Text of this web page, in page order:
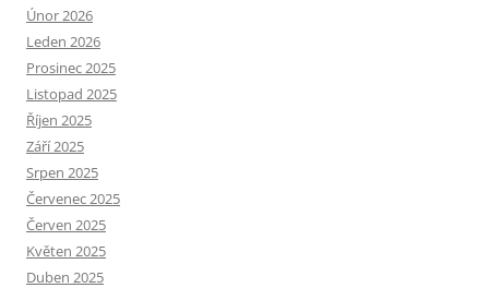
Únor 2026
Leden 2026
Prosinec 2025
Listopad 2025
Říjen 2025
Září 2025
Srpen 2025
Červenec 2025
Červen 2025
Květen 2025
Duben 2025